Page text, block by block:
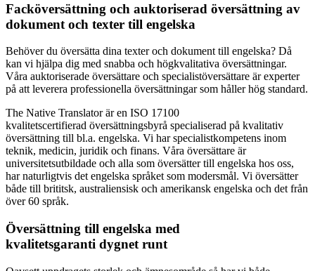
Facköversättning och auktoriserad översättning av
dokument och texter till engelska
Behöver du översätta dina texter och dokument till engelska? Då
kan vi hjälpa dig med snabba och högkvalitativa översättningar.
Våra auktoriserade översättare och specialistöversättare är experter
på att leverera professionella översättningar som håller hög standard.
The Native Translator är en ISO 17100
kvalitetscertifierad översättningsbyrå specialiserad på kvalitativ
översättning till bl.a. engelska. Vi har specialistkompetens inom
teknik, medicin, juridik och finans. Våra översättare är
universitetsutbildade och alla som översätter till engelska hos oss,
har naturligtvis det engelska språket som modersmål. Vi översätter
både till brititsk, australiensisk och amerikansk engelska och det från
över 60 språk.
Översättning till engelska med
kvalitetsgaranti dygnet runt